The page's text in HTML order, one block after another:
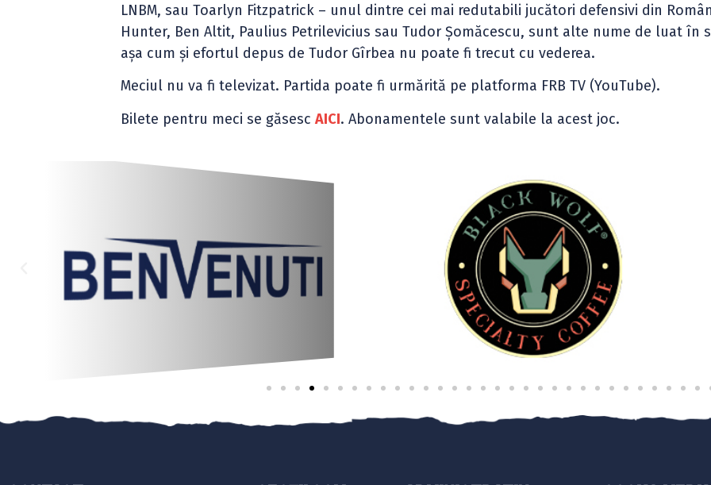
LNBM, sau Toarlyn Fitzpatrick – unul dintre cei mai redutabili jucători defensivi din
Hunter, Ben Altit, Paulius Petrilevicius sau Tudor Șomăcescu, sunt alte nume de luat în
așa cum și efortul depus de Tudor Gîrbea nu poate fi trecut cu vederea.
Meciul nu va fi televizat. Partida poate fi urmărită pe platforma FRB TV (YouTube).
Bilete pentru meci se găsescAICI. Abonamentele sunt valabile la acest joc.